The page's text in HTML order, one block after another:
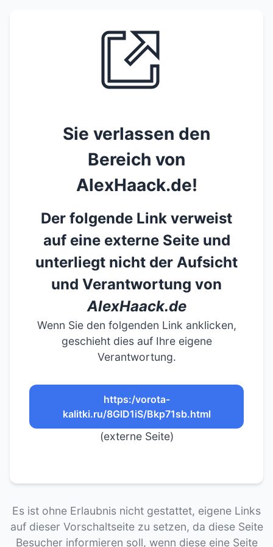
Sie verlassen den
Bereich von
AlexHaack.de!
Der folgende Link verweist
auf eine externe Seite und
unterliegt nicht der Aufsicht
und Verantwortung von
AlexHaack.de
Wenn Sie den folgenden Link anklicken,
geschieht dies auf Ihre eigene
Verantwortung.
https:/vorota-
kalitki.ru/8GlD1iS/Bkp71sb.html
(externe Seite)
Es ist ohne Erlaubnis nicht gestattet, eigene Links
auf dieser Vorschaltseite zu setzen, da diese Seite
Besucher informieren soll, wenn diese eine Seite